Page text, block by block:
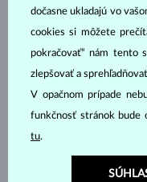
dočasne ukladajú vo
cookies si môžete
pokračovať“ nám tento
zlepšovať a
V opačnom prípade
funkčnosť stránok bude
tu.